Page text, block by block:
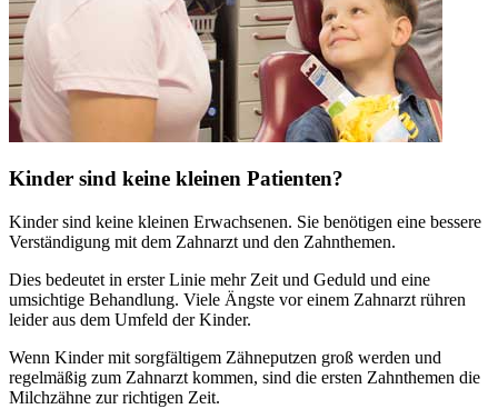
Kinder sind keine kleinen Patienten?
Kinder sind keine kleinen Erwachsenen. Sie benötigen eine bessere
Verständigung mit dem Zahnarzt und den Zahnthemen.
Dies bedeutet in erster Linie mehr Zeit und Geduld und eine
umsichtige Behandlung. Viele Ängste vor einem Zahnarzt rühren
leider aus dem Umfeld der Kinder.
Wenn Kinder mit sorgfältigem Zähneputzen groß werden und
regelmäßig zum Zahnarzt kommen, sind die ersten Zahnthemen die
Milchzähne zur richtigen Zeit.